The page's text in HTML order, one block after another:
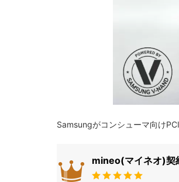
Samsungがコンシューマ向け
mineo(マイネオ)契